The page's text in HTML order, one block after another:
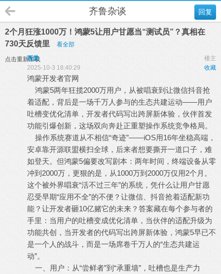
回复
齐鲁杂谈
2个月狂涨1000万！鸿蒙5让用户甘愿当“测试员”？真相在
730天反馈里
看全部
点击重新加载 楼主
西棠
收藏
2025-10-3 18:40:29
鸿蒙开发者官网
鸿蒙5两年狂揽2000万用户，从被唱衰到让微信抖音抢
着适配，背后是一场千万人参与的生态共建运动——用户
吐槽变优化清单，开发者代码写出跨屏新体验，伙伴首发
功能引爆创新，这场双向奔赴正重塑操作系统竞争格局。
操作系统赛道从不相信“奇迹”——iOS用16年坐稳高端，
安卓靠开源联盟横扫全球，后来者想要撕开一道口子，难
如登天。但鸿蒙5偏要改写剧本：两年时间，终端设备从零
冲到2000万，更狠的是，从1000万到2000万仅用2个月。
这个被外界唱衰“活不过三年”的系统，凭什么让用户甘愿
忍受早期“应用不全”的不便？让微信、抖音抢着适配新功
能？让开发者砸10亿赌它的未来？答案藏在每个参与者的
手里：当用户的吐槽变成优化清单，当伙伴的适配升级为
功能共创，当开发者的代码写出跨屏新体验，鸿蒙5早已不
是一个人的战斗，而是一场席卷千万人的“生态共建运
动”。
一、用户：从“尝鲜者”到“承重墙”，吐槽也是生产力